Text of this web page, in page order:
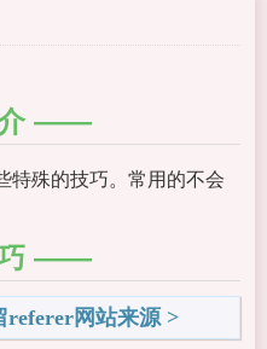
特殊的技巧。常用的不会
referer网站来源